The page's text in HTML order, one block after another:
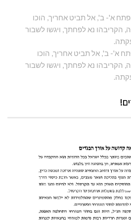
א'- ב', אל תביט אחריך, הוכו
הקריבהו נא לפחתך, ויגשו לשבור
א'- ב', אל תביט אחריך, הוכו
הקריבהו נא לפחתך, ויגשו לשבור